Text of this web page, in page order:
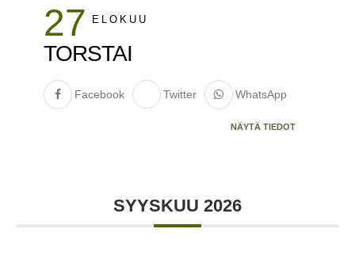
27 ELOKUU
TORSTAI
Facebook Twitter WhatsApp
NÄYTÄ TIEDOT
SYYSKUU 2026